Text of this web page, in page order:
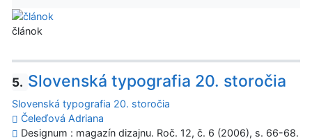
článok
5. Slovenská typografia 20. storočia
Slovenská typografia 20. storočia
Čeleďová Adriana
Designum : magazín dizajnu. Roč. 12, č. 6 (2006), s. 66-68.